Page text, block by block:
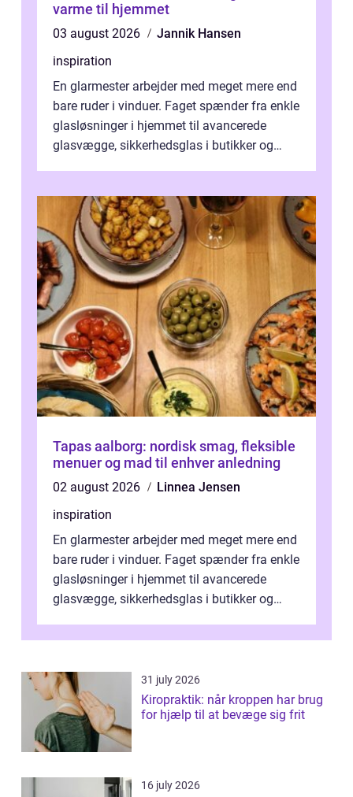
varme til hjemmet
03 august 2026
Jannik Hansen
inspiration
En glarmester arbejder med meget mere end
bare ruder i vinduer. Faget spænder fra enkle
glasløsninger i hjemmet til avancerede
glasvægge, sikkerhedsglas i butikker og
Tapas aalborg: nordisk smag, fleksible
menuer og mad til enhver anledning
02 august 2026
Linnea Jensen
inspiration
En glarmester arbejder med meget mere end
bare ruder i vinduer. Faget spænder fra enkle
glasløsninger i hjemmet til avancerede
glasvægge, sikkerhedsglas i butikker og
31 july 2026
Kiropraktik: når kroppen har brug
for hjælp til at bevæge sig frit
16 july 2026